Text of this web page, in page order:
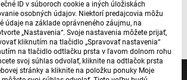
ID v súboroch cookie a iných úložiskách
osobných údajov. Niektorí predajcovia môžu
údaje na základe oprávneného záujmu, na
„Nastavenia“. Svoje nastavenia môžete prijať,
kliknutím na tlačidlo „Spravovať nastavenia“
na tlačidlo odtlačku prsta v ľavom dolnom rohu
svoj súhlas odvolať, kliknite na odtlačok prsta
stránky a kliknite na položku ponuky Moje